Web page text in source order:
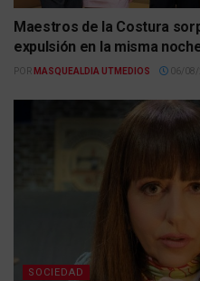
Maestros de la Costura
expulsión en la misma
POR MASQUEALDIA UTMEDIOS 06/
SOCIEDAD